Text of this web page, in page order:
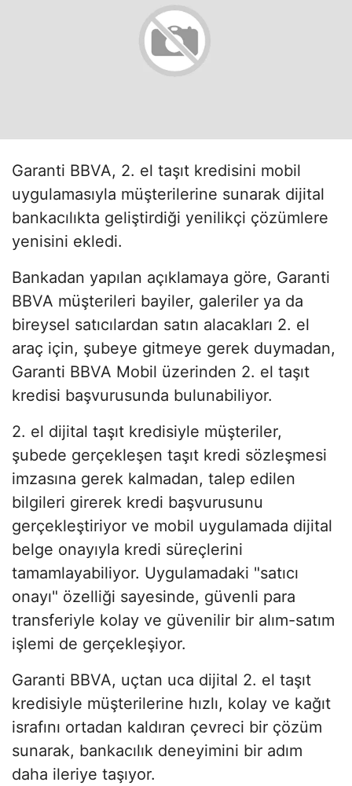
Garanti BBVA, 2. el taşıt kredisini mobil
uygulamasıyla müşterilerine sunarak dijital
bankacılıkta geliştirdiği yenilikçi çözümlere
yenisini ekledi.
Bankadan yapılan açıklamaya göre, Garanti
BBVA müşterileri bayiler, galeriler ya da
bireysel satıcılardan satın alacakları 2. el
araç için, şubeye gitmeye gerek duymadan,
Garanti BBVA Mobil üzerinden 2. el taşıt
kredisi başvurusunda bulunabiliyor.
2. el dijital taşıt kredisiyle müşteriler,
şubede gerçekleşen taşıt kredi sözleşmesi
imzasına gerek kalmadan, talep edilen
bilgileri girerek kredi başvurusunu
gerçekleştiriyor ve mobil uygulamada dijital
belge onayıyla kredi süreçlerini
tamamlayabiliyor. Uygulamadaki "satıcı
onayı" özelliği sayesinde, güvenli para
transferiyle kolay ve güvenilir bir alım-satım
işlemi de gerçekleşiyor.
Garanti BBVA, uçtan uca dijital 2. el taşıt
kredisiyle müşterilerine hızlı, kolay ve kağıt
israfını ortadan kaldıran çevreci bir çözüm
sunarak, bankacılık deneyimini bir adım
daha ileriye taşıyor.